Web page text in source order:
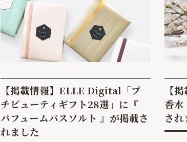
【掲載情報】ELLE Digital「プ
チビューティギフト28選」に『
パフュームバスソルト 』が掲載さ
れました
【
香
され